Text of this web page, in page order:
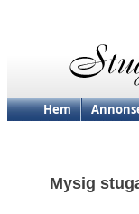
Hem
Mysig